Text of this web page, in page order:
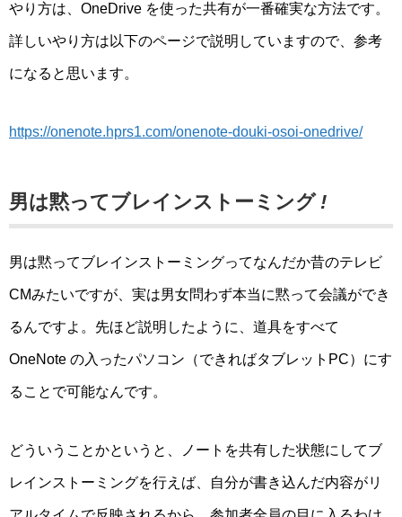
やり方は、OneDrive を使った共有が一番確実な方法です。
詳しいやり方は以下のページで説明していますので、参考
になると思います。
https://onenote.hprs1.com/onenote-douki-osoi-onedrive/
男は黙ってブレインストーミング !
男は黙ってブレインストーミングってなんだか昔のテレビ
CMみたいですが、実は男女問わず本当に黙って会議ができ
るんですよ。先ほど説明したように、道具をすべて
OneNote の入ったパソコン（できればタブレットPC）にす
ることで可能なんです。
どういうことかというと、ノートを共有した状態にしてブ
レインストーミングを行えば、自分が書き込んだ内容がリ